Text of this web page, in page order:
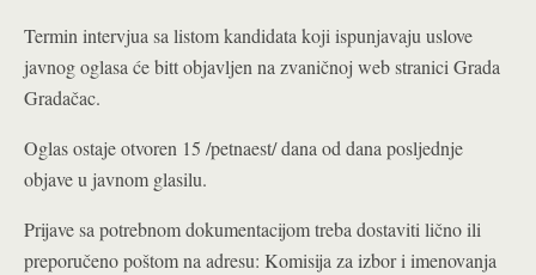
Termin intervjua sa listom kandidata koji ispunjavaju uslove
javnog oglasa će bitt objavljen na zvaničnoj web stranici Grada
Gradačac.
Oglas ostaje otvoren 15 /petnaest/ dana od dana posljednje
objave u javnom glasilu.
Prijave sa potrebnom dokumentacijom treba dostaviti lično ili
preporučeno poštom na adresu: Komisija za izbor i imenovanja